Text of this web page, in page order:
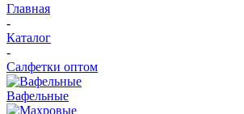
Главная
-
Каталог
-
Салфетки оптом
Вафельные